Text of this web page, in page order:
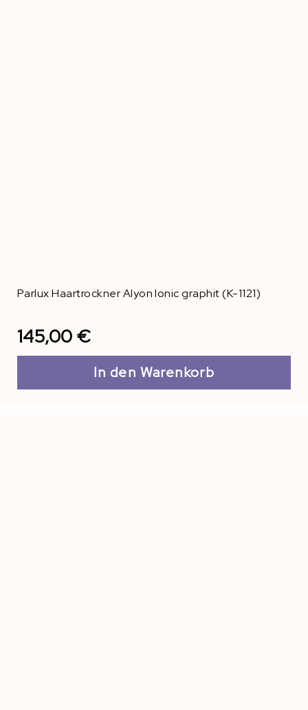
Parlux Haartrockner Alyon Ionic graphit (K-1121)
145,00 €
In den Warenkorb